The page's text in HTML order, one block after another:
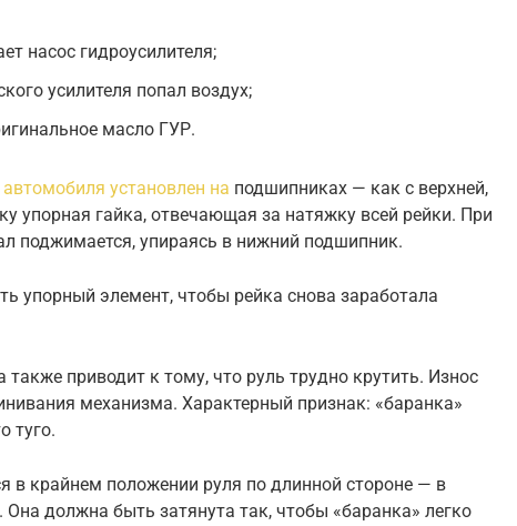
насос гидроусилителя;
усилителя попал воздух;
масло ГУР.
установлен на подшипниках — как с верхней,
упорная гайка, отвечающая за натяжку всей рейки. При
поджимается, упираясь в нижний подшипник.
упорный элемент, чтобы рейка снова заработала
приводит к тому, что руль трудно крутить. Износ
механизма. Характерный признак: «баранка»
туго.
в крайнем положении руля по длинной стороне — в
должна быть затянута так, чтобы «баранка» легко